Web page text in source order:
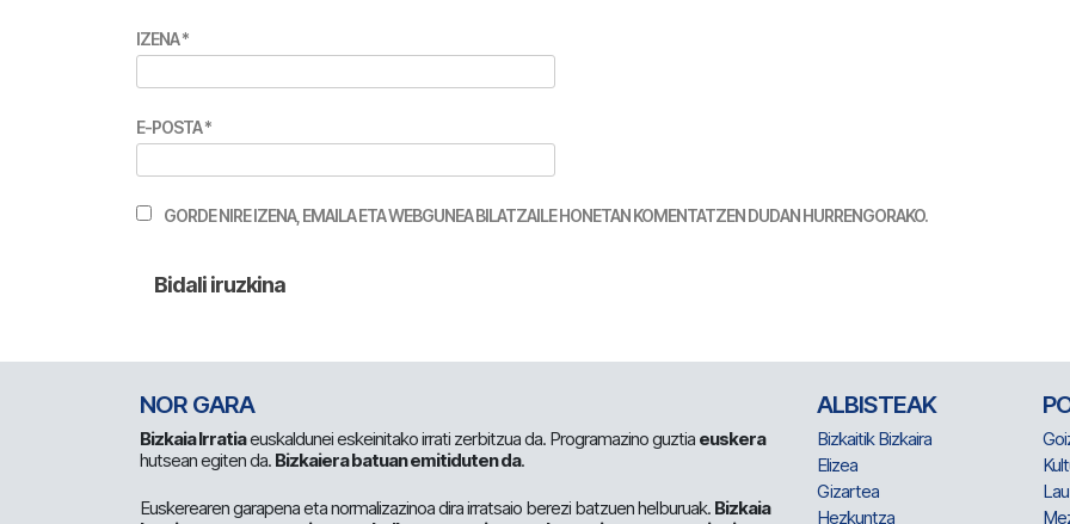
IZENA*
E-POSTA*
GORDE NIRE IZENA, EMAILA ETA WEBGUNEA BILATZAILE HONETAN KOMENTATZEN DUDAN HURRENGORAKO.
NOR GARA
Bizkaia Irratiaeuskaldunei eskeinitako irrati zerbitzua da. Programazino guztia euskera
hutsean egiten da. Bizkaiera batuan emitiduten da.
Euskerearen garapena eta normalizazinoa dira irratsaio berezi batzuen helburuak. Bizkaia
ALBISTEAK
Bizkaitik Bizkaira
Elizea
Gizartea
Hezkuntza